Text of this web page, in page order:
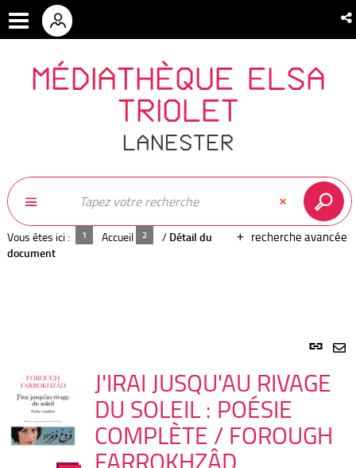
MÉDIATHÈQUE ELSA
TRIOLET
LANESTER
recherche avancée
Vous êtes ici : Accueil / Détail du
document
Lien
J'IRAI JUSQU'AU RIVAGE
DU SOLEIL : POÉSIE
COMPLÈTE / FOROUGH
FARROKHZÂD